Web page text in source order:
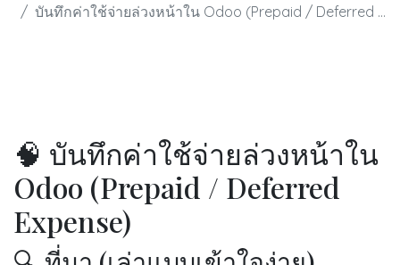
บันทึกค่าใช้จ่ายล่วงหน้าใน Odoo (Prepaid / Deferred Expense)
🧠 บันทึกค่าใช้จ่ายล่วงหน้าใน
Odoo (Prepaid / Deferred
Expense)